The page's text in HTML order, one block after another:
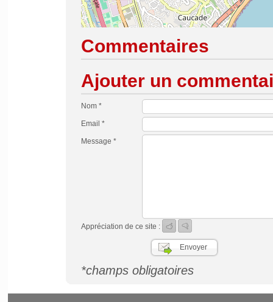
Commentaires
Ajouter un
Nom *
Email *
Message *
Appréciation de ce site :
*champs obligatoires